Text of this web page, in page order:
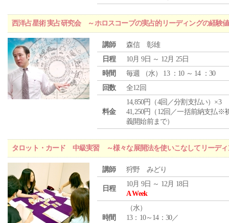
西洋占星術 実占研究会 ～ホロスコープの実占的リーディングの経験
講師
森信 彰雄
日程
10月 9日 ～ 12月 25日
時間
毎週 （水） 13 ：10 ～ 14 ：30
回数
全12回
料金
14,850円（4回／分割支払い）×3
41,250円（12回／一括前納支払※
義開始前まで）
タロット・カード 中級実習 ～様々な展開法を使いこなしてリーディ
講師 狩野 みどり
日程
10月 9日 ～ 12月 18日
A Week
時間
（水）
13：10～14：30／